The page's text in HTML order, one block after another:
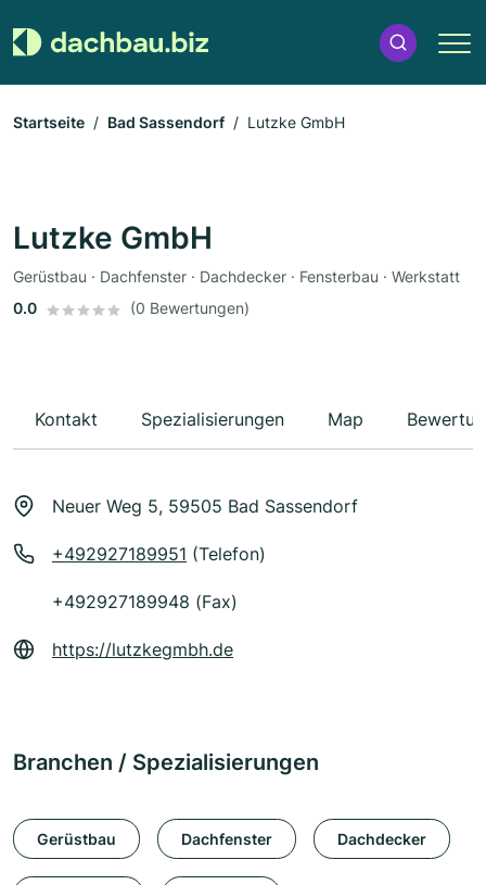
Startseite Bad Sassendorf Lutzke GmbH
Lutzke GmbH
Gerüstbau · Dachfenster · Dachdecker · Fensterbau · Werkstatt
0.0
(0 Bewertungen)
Kontakt Spezialisierungen Map
Neuer Weg 5, 59505 Bad Sassendorf
+492927189951 (Telefon)
+492927189948 (Fax)
https://lutzkegmbh.de
Branchen / Spezialisierungen
Gerüstbau Dachfenster Dachdecker